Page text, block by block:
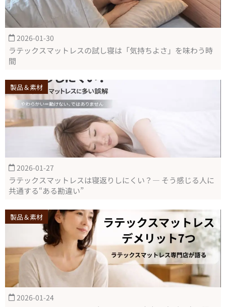
2026-01-30
ラテックスマットレスの試し寝は「気持ちよさ」を味わう時
間
製品＆素材
2026-01-27
ラテックスマットレスは寝返りしにくい？― そう感じる人に
共通する“ある勘違い”
製品＆素材
2026-01-24